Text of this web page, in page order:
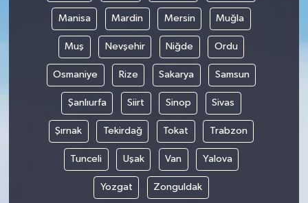
Manisa Mardin Mersin Muğla
Muş Nevşehir Niğde Ordu
Osmaniye Rize Sakarya Samsun
Şanlıurfa Siirt Sinop Sivas
Şırnak Tekirdağ Tokat Trabzon
Tunceli Uşak Van Yalova
Yozgat Zonguldak